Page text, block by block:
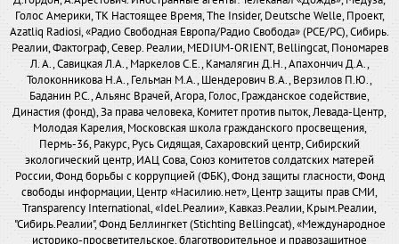
Голос Америки, ТК Настоящее Время, The Insider, Deutsche Welle, Проект,
Azatliq Radiosi, «Радио Свободная Европа/Радио Свобода» (PCE/PC), Сибирь.
Реалии, Фактограф, Север. Реалии, MEDIUM-ORIENT, Bellingcat, Пономарев
Л. А., Савицкая Л.А., Маркелов С.Е., Камалягин Д.Н., Апахончич Д.А.,
Толоконникова Н.А., Гельман М.А., Шендерович В.А., Верзилов П.Ю.,
Баданин Р.С., Альянс Врачей, Агора, Голос, Гражданское содействие,
Династия (фонд), За права человека, Комитет против пыток, Левада-Центр,
Молодая Карелия, Московская школа гражданского просвещения,
Пермь-36, Ракурс, Русь Сидящая, Сахаровский центр, Сибирский
экологический центр, ИАЦ Сова, Союз комитетов солдатских матерей
России, Фонд борьбы с коррупцией (ФБК), Фонд защиты гласности, Фонд
свободы информации, Центр «Насилию.нет», Центр защиты прав СМИ,
Transparency International, «Idel.Реалии», Кавказ.Реалии, Крым.Реалии,
"Сибирь.Реалии", Фонд Беллингкет (Stichting Bellingcat), «Международное
историко-просветительское, благотворительное и правозащитное